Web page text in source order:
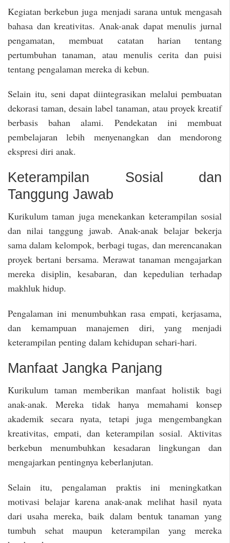
Kegiatan berkebun juga menjadi sarana untuk mengasah
bahasa dan kreativitas. Anak-anak dapat menulis jurnal
pengamatan, membuat catatan harian tentang
pertumbuhan tanaman, atau menulis cerita dan puisi
tentang pengalaman mereka di kebun.
Selain itu, seni dapat diintegrasikan melalui pembuatan
dekorasi taman, desain label tanaman, atau proyek kreatif
berbasis bahan alami. Pendekatan ini membuat
pembelajaran lebih menyenangkan dan mendorong
ekspresi diri anak.
Keterampilan Sosial dan
Tanggung Jawab
Kurikulum taman juga menekankan keterampilan sosial
dan nilai tanggung jawab. Anak-anak belajar bekerja
sama dalam kelompok, berbagi tugas, dan merencanakan
proyek bertani bersama. Merawat tanaman mengajarkan
mereka disiplin, kesabaran, dan kepedulian terhadap
makhluk hidup.
Pengalaman ini menumbuhkan rasa empati, kerjasama,
dan kemampuan manajemen diri, yang menjadi
keterampilan penting dalam kehidupan sehari-hari.
Manfaat Jangka Panjang
Kurikulum taman memberikan manfaat holistik bagi
anak-anak. Mereka tidak hanya memahami konsep
akademik secara nyata, tetapi juga mengembangkan
kreativitas, empati, dan keterampilan sosial. Aktivitas
berkebun menumbuhkan kesadaran lingkungan dan
mengajarkan pentingnya keberlanjutan.
Selain itu, pengalaman praktis ini meningkatkan
motivasi belajar karena anak-anak melihat hasil nyata
dari usaha mereka, baik dalam bentuk tanaman yang
tumbuh sehat maupun keterampilan yang mereka